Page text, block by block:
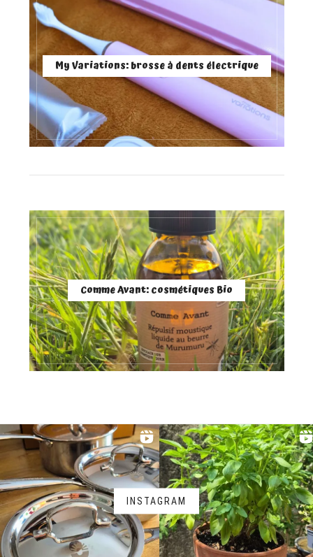
My Variations: brosse à dents électrique
Comme Avant: cosmétiques Bio
INSTAGRAM